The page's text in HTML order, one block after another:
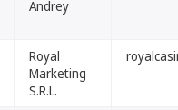
Andrey
Royal
Marketing
S.R.L.